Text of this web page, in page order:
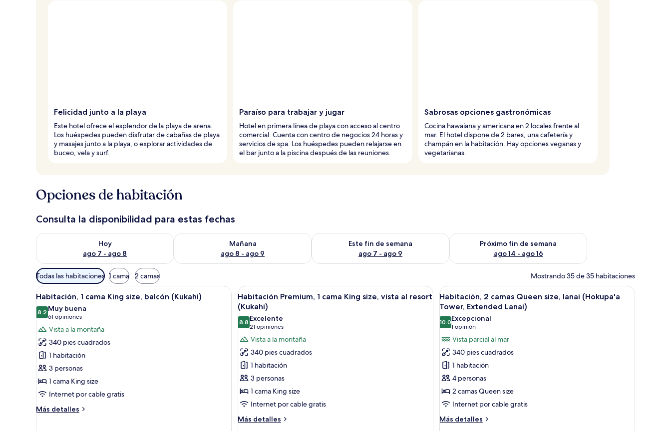
Felicidad junto a la playa
Este hotel ofrece el esplendor de la playa de arena.
Los huéspedes pueden disfrutar de cabañas de playa
y masajes junto a la playa, o explorar actividades de
buceo, vela y surf.
Paraíso para trabajar y jugar
Hotel en primera línea de playa con acceso al centro
comercial. Cuenta con centro de negocios 24 horas y
servicios de spa. Los huéspedes pueden relajarse en
el bar junto a la piscina después de las reuniones.
Sabrosas opciones gastronómicas
Cocina hawaiana y americana en 2 locales frente al
mar. El hotel dispone de 2 bares, una cafetería y
champán en la habitación. Hay opciones veganas y
vegetarianas.
Opciones de habitación
Consulta la disponibilidad para estas fechas
Hoy
ago 7 - ago 8
Consulta la disponibilidad para hoy ago 7 - ago 8
Mañana
ago 8 - ago 9
Consulta la disponibilidad para mañana ago 8 - ago 9
Este fin de semana
ago 7 - ago 9
Consulta la disponibilidad para este fin de semana ago 7 - ago 9
Próximo fin de semana
ago 14 - ago 16
Consulta la disponibilidad para el próximo fin de semana ago
Filtros
disponibles
para
las
habitaciones
Todas las habitaciones 1 cama 2 camas Mostrando 35 de 35 habitaciones
Abrir
todas
las
fotos
de
Habitación,
cama
King
size,
balcón
Camas con pillow-top, caja de seguridad en la habitación y escritorio
6
Habitación, 1 cama King size, balcón (Kukahi)
8.28.2 de 10
Muy buena
61 opiniones
(61
opiniones)
Vista a la montaña
340 pies cuadrados
1 habitación
3 personas
1 cama King size
Internet por cable gratis
Más detalles
Más
Abrir
todas
las
fotos
de
Habitación
Premium,
cama
King
size,
vista
Camas con pillow-top, caja de seguridad en la habitación y escritorio
5
Habitación Premium, 1 cama King size, vista al resort
(Kukahi)
8.88.8 de 10
Excelente
21 opiniones
(21
opiniones)
Vista a la montaña
340 pies cuadrados
1 habitación
3 personas
1 cama King size
Internet por cable gratis
Más detalles
Más
Abrir
todas
las
fotos
de
Habitación,
2
camas
Queen
size,
lanai
(Hokupa'a
Habitación de hotel con dos camas, un
6
Habitación, 2 camas Queen size, lanai (Hokupa'a
Tower, Extended Lanai)
10.010.0 de 10
Excepcional
1 opinión
(1
opinión)
Vista parcial al mar
340 pies cuadrados
1 habitación
4 personas
2 camas Queen size
Internet por cable gratis
Más detalles
Más